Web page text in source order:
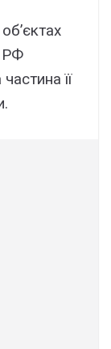
РФ
її